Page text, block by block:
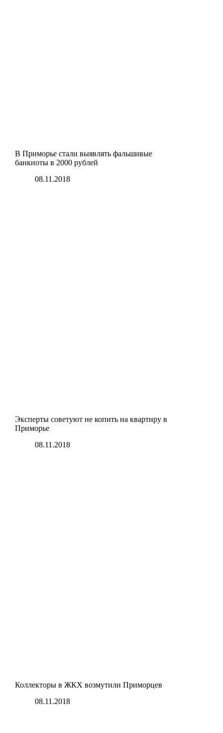
В Приморье стали выявлять фальшивые
банкноты в 2000 рублей
08.11.2018
Эксперты советуют не копить на квартиру в
Приморье
08.11.2018
Коллекторы в ЖКХ возмутили Приморцев
08.11.2018